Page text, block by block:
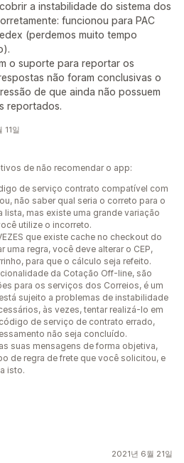
a instabilidade do sistema dos
funcionou para PAC
(perdemos muito tempo
o suporte para reportar os
não foram conclusivas o
de que ainda não possuem
reportados.
11일
de não recomendar o app:
de serviço contrato compatível com
não saber qual seria o correto para o
lista, mas existe uma grande variação
utilize o incorreto.
que existe cache no checkout do
regra, você deve alterar o CEP,
para que o cálculo seja refeito.
da Cotação Off-line, são
para os serviços dos Correios, é um
sujeito a problemas de instabilidade
às vezes, tentar realizá-lo em
de serviço de contrato errado,
não seja concluído.
suas mensagens de forma objetiva,
de regra de frete que você solicitou, e
isto.
2021년 6월 21일